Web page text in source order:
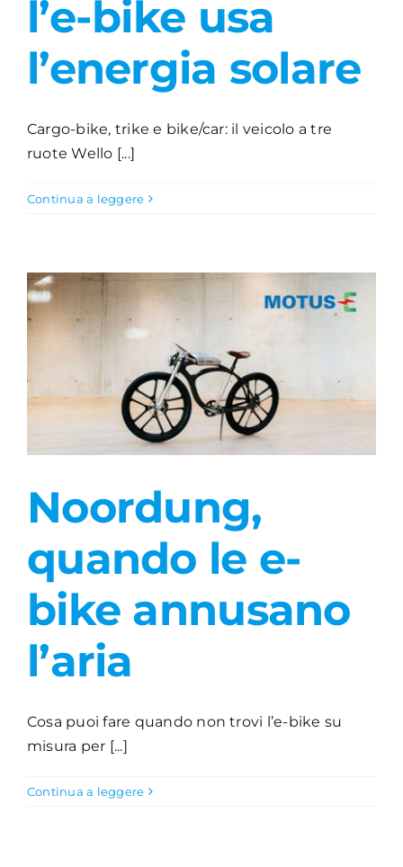
Academy
l’e-bike usa
l’energia solare
Cargo-bike, trike e bike/car: il veicolo a tre
ruote Wello [...]
Continua a leggere
Noordung,
quando le e-
bike annusano
l’aria
Cosa puoi fare quando non trovi l’e-bike su
misura per [...]
Continua a leggere